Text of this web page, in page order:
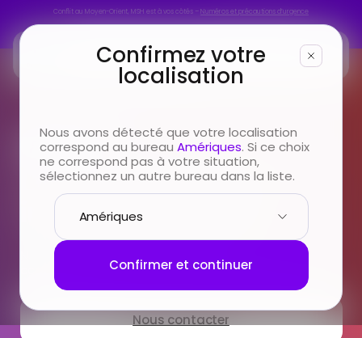
Confirmez votre
localisation
Nous avons détecté que votre localisation
correspond au bureau Amériques. Si ce choix
ne correspond pas à votre situation,
sélectionnez un autre bureau dans la liste.
Confirmer et continuer
Conflit au Moyen-Orient, MSH est à vos côtés –Numéros et précautions d’urgence
Vous cherchez
Infos & Services
Nous connaître
Particuliers
Le réseau médical
international MSH
Notre réseau de +1,8 millions de prestataires vous
accompagne où que vous alliez !
Nous contacter